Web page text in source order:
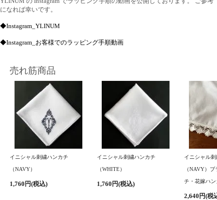
になれば幸いです。
◆Instagram_YLINUM
◆Instagram_お客様でのラッピング手順動画
売れ筋商品
イニシャル刺繍ハンカチ
（NAVY）
1,760円(税込)
イニシャル刺繍ハンカチ
（WHITE）
1,760円(税込)
イニシャル
（NAVY）
チ・花嫁ハン
2,640円(税